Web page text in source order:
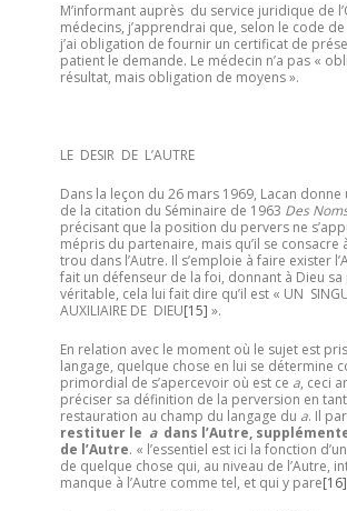
M’informant auprès du service juridique de
médecins, j’apprendrai que, selon le code
j’ai obligation de fournir un certificat de
patient le demande. Le médecin n’a pas «
résultat, mais obligation de moyens ».
LE DESIR DE L’AUTRE
Dans la leçon du 26 mars 1969, Lacan donne
de la citation du Séminaire de 1963 Des
précisant que la position du pervers ne
mépris du partenaire, mais qu’il se consacre
trou dans l’Autre. Il s’emploie à faire exister
fait un défenseur de la foi, donnant à Dieu
véritable, cela lui fait dire qu’il est « UN
AUXILIAIRE DE DIEU[15] ».
En relation avec le moment où le sujet est
langage, quelque chose en lui se détermine
primordial de s’apercevoir où est ce a, ceci
préciser sa définition de la perversion en
restauration au champ du langage du a. Il
restituer le a dans l’Autre,
de l’Autre. « l’essentiel est ici la fonction
de quelque chose qui, au niveau de l’Autre,
manque à l’Autre comme tel, et qui y pare[16]